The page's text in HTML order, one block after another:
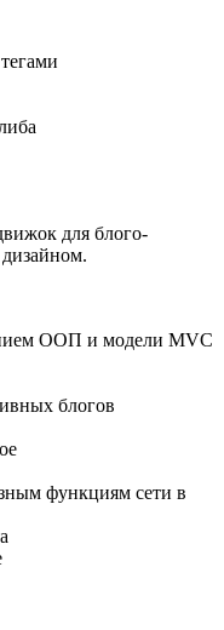
для блого-
ООП и модели MVC
блогов
функциям сети в